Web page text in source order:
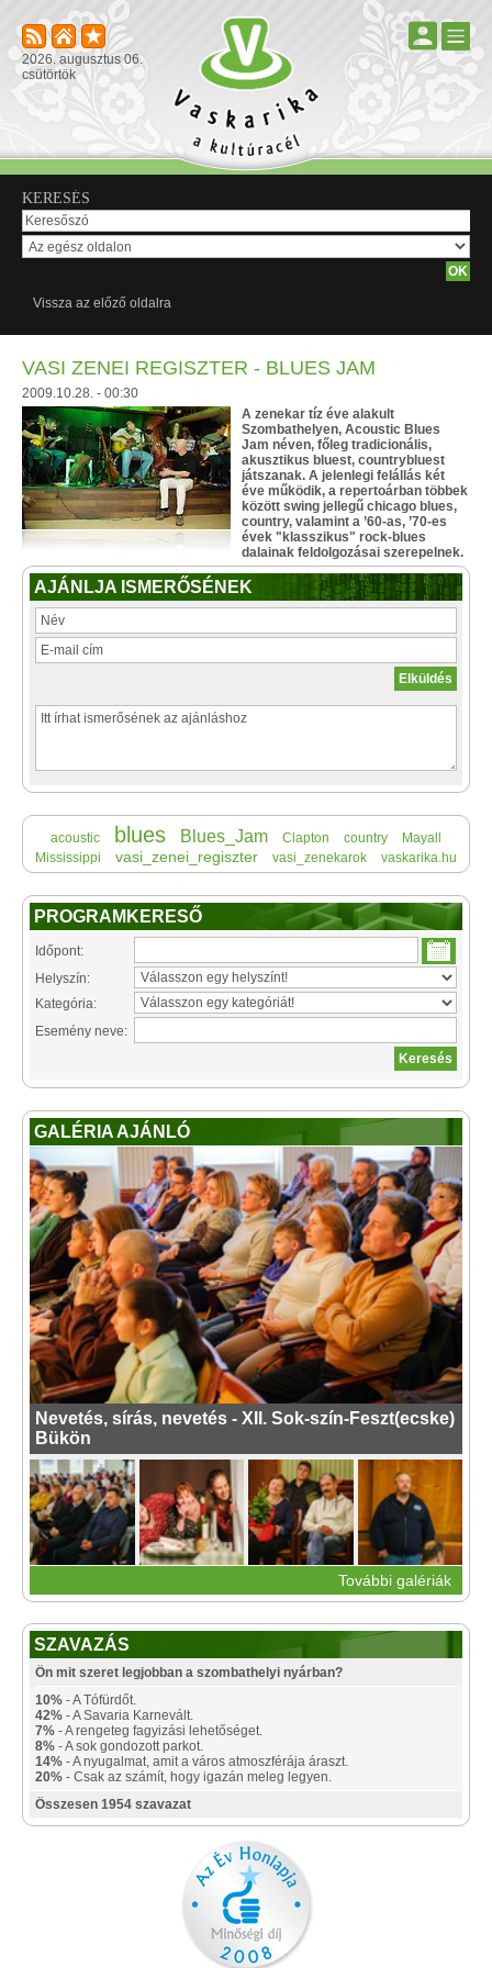
2026. augusztus 06.
csütörtök
KERESÉS
Vissza az előző oldalra
VASI ZENEI REGISZTER - BLUES JAM
2009.10.28. - 00:30
A zenekar tíz éve alakult
Szombathelyen, Acoustic Blues
Jam néven, főleg tradicionális,
akusztikus bluest, countrybluest
játszanak. A jelenlegi felállás két
éve működik, a repertoárban többek
között swing jellegű chicago blues,
country, valamint a ’60-as, ’70-es
évek "klasszikus" rock-blues
dalainak feldolgozásai szerepelnek.
AJÁNLJA ISMERŐSÉNEK
acoustic blues Blues_Jam Clapton country
Mayall
Mississippi
vasi_zenei_regiszter vasi_zenekarok vaskarika.hu
PROGRAMKERESŐ
Időpont:
Helyszín:
Kategória:
Esemény neve:
GALÉRIA AJÁNLÓ
Nevetés, sírás, nevetés - XII. Sok-szín-Feszt(ecske)
Bükön
További galériák
SZAVAZÁS
Ön mit szeret legjobban a szombathelyi nyárban?
10% - A Tófürdőt.
42% - A Savaria Karnevált.
7% - A rengeteg fagyizási lehetőséget.
8% - A sok gondozott parkot.
14% - A nyugalmat, amit a város atmoszférája áraszt.
20% - Csak az számít, hogy igazán meleg legyen.
Összesen 1954 szavazat